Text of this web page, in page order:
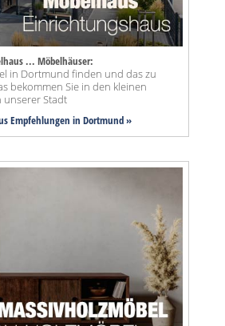
... Möbelhäuser:
in Dortmund finden und das zu
bekommen Sie in den kleinen
Stadt
Empfehlungen in Dortmund »